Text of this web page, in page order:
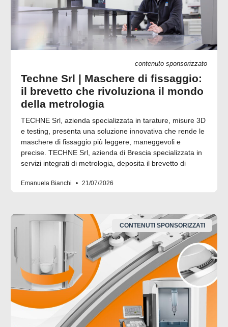
contenuto sponsorizzato
Techne Srl | Maschere di fissaggio:
il brevetto che rivoluziona il mondo
della metrologia
TECHNE Srl, azienda specializzata in tarature, misure 3D
e testing, presenta una soluzione innovativa che rende le
maschere di fissaggio più leggere, maneggevoli e
precise. TECHNE Srl, azienda di Brescia specializzata in
servizi integrati di metrologia, deposita il brevetto di
Emanuela Bianchi 21/07/2026
CONTENUTI SPONSORIZZATI